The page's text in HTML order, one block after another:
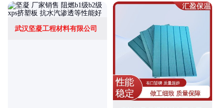
武汉坚凝工程材料有限公司